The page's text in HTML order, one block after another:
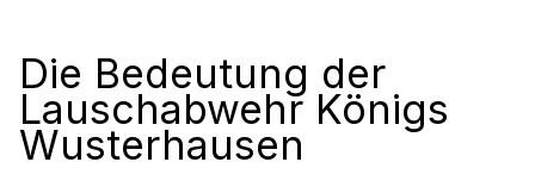
Die Bedeutung der
Lauschabwehr Königs
Wusterhausen